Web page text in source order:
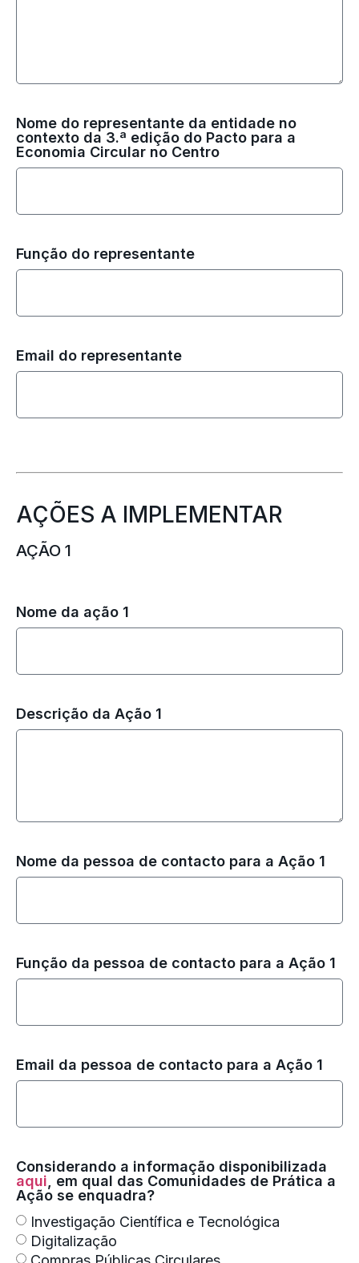
Nome do representante da entidade no
contexto da 3.ª edição do Pacto para a
Economia Circular no Centro
Função do representante
Email do representante
AÇÕES A IMPLEMENTAR
AÇÃO 1
Nome da ação 1
Descrição da Ação 1
Nome da pessoa de contacto para a Ação 1
Função da pessoa de contacto para a Ação 1
Email da pessoa de contacto para a Ação 1
Considerando a informação disponibilizada
aqui , em qual das Comunidades de Prática a
Ação se enquadra?
Investigação Científica e Tecnológica
Digitalização